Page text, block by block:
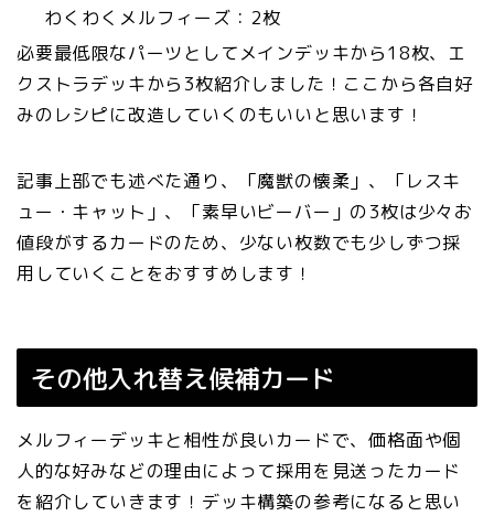
わくわくメルフィーズ：2枚
必要最低限なパーツとしてメインデッキから18枚、エ
クストラデッキから3枚紹介しました！ここから各自好
みのレシピに改造していくのもいいと思います！
記事上部でも述べた通り、「魔獣の懐柔」、「レスキ
ュー・キャット」、「素早いビーバー」の3枚は少々お
値段がするカードのため、少ない枚数でも少しずつ採
用していくことをおすすめします！
その他入れ替え候補カード
メルフィーデッキと相性が良いカードで、価格面や個
人的な好みなどの理由によって採用を見送ったカード
を紹介していきます！デッキ構築の参考になると思い